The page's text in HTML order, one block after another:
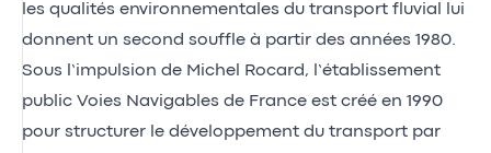
les qualités environnementales du transport fluvial lui
donnent un second souffle à partir des années 1980.
Sous l’impulsion de Michel Rocard, l’établissement
public Voies Navigables de France est créé en 1990
pour structurer le développement du transport par